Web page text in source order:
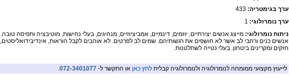
ערך בגימטריה:
ערך נומרולוגי: 1
ניתוח נומרולוגי: מייצג אנשים יצירתיים, יוזמים, דינמיים, אמביציוזיים, מנהיגים, בעלי נחישות, מוטיבציה ותפיסה טובה.
אנשים כנים ורחבי לב אשר לא חושפים את רגשותיהם. שמים לב לפרטים. לא אוהבים לקבל הוראות, אינדיבידואליסטים,
חזקים ומקרינים ביטחון. בעלי נטייה לשתלטנות.
לייעוץ מקצועי ממומחה לנומרולוגיה ולנומרולוגיה קבלית לחץ כאן או התקשר ל- 072-3401077
.